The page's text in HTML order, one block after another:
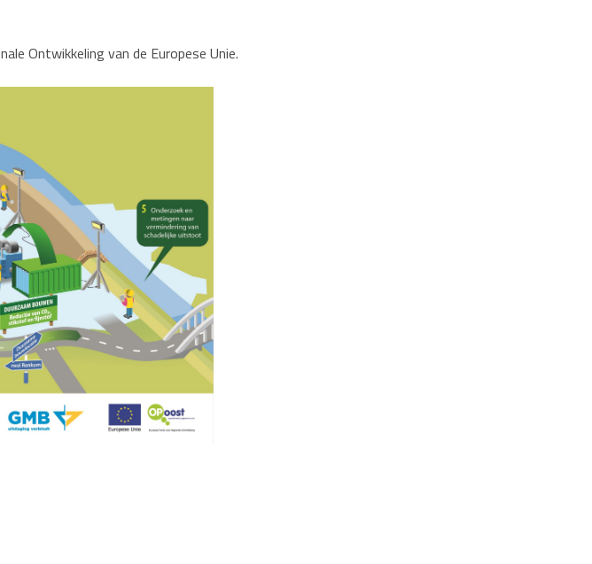
Ontwikkeling van de Europese Unie.